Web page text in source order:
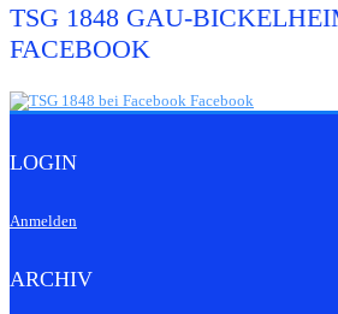
TSG 1848 GAU-
FACEBOOK
LOGIN
Anmelden
ARCHIV